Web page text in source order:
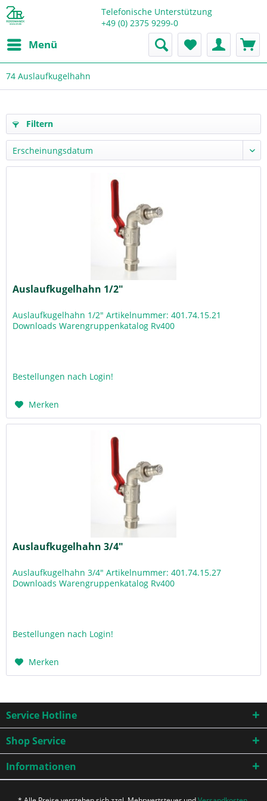
Telefonische Unterstützung
+49 (0) 2375 9299-0
Menü
74 Auslaufkugelhahn
Filtern
Auslaufkugelhahn 1/2"
Auslaufkugelhahn 1/2" Artikelnummer: 401.74.15.21
Downloads Warengruppenkatalog Rv400
Bestellungen nach Login!
Merken
Auslaufkugelhahn 3/4"
Auslaufkugelhahn 3/4" Artikelnummer: 401.74.15.27
Downloads Warengruppenkatalog Rv400
Bestellungen nach Login!
Merken
Service Hotline
Shop Service
Informationen